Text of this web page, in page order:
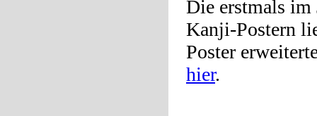
Die erstmals
Kanji-Postern
Poster
hier.